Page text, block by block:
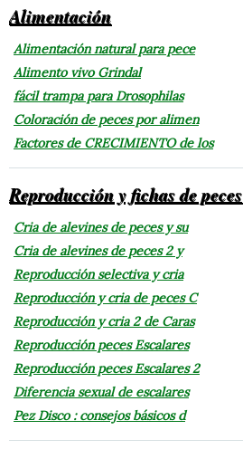
Alimentación
Alimentación natural para pece
Alimento vivo Grindal
fácil trampa para Drosophilas
Coloración de peces por alimen
Factores de CRECIMIENTO de los
Reproducción y fichas de peces
Cria de alevines de peces y su
Cria de alevines de peces 2 y
Reproducción selectiva y cria
Reproducción y cria de peces C
Reproducción y cria 2 de Caras
Reproducción peces Escalares
Reproducción peces Escalares 2
Diferencia sexual de escalares
Pez Disco : consejos básicos d